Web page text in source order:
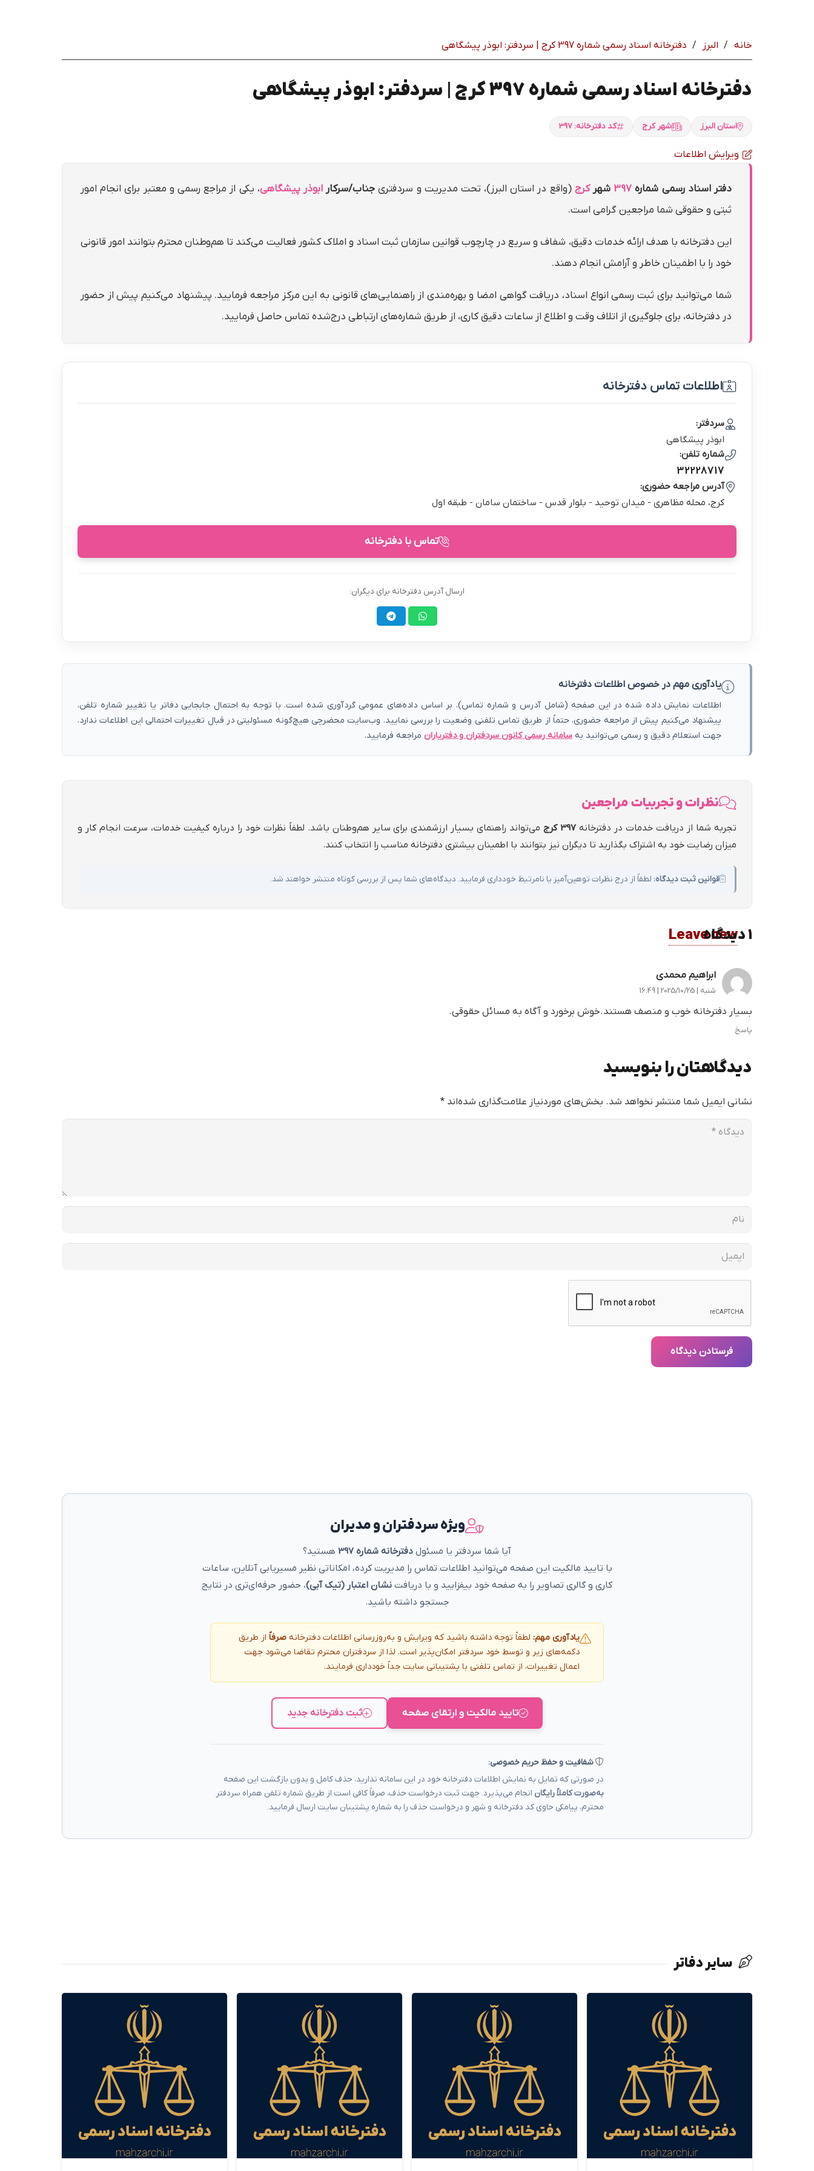
خانه / البرز / دفترخانه اسناد رسمی شماره 397 كرج | سردفتر: ابوذر پيشگاهي
دفترخانه اسناد رسمی شماره 397 كرج | سردفتر: ابوذر پيشگاهي
استان البرز شهر كرج کد دفترخانه: 397
ویرایش اطلاعات
دفتر اسناد رسمی شماره 397 شهركرج (واقع در استان البرز)، تحت مدیریت و سردفتری جناب/سرکارابوذر پيشگاهي، یکی از مراجع رسمی و معتبر برای انجام امور
ثبتی و حقوقی شما مراجعین گرامی است.
این دفترخانه با هدف ارائه خدمات دقیق، شفاف و سریع در چارچوب قوانین سازمان ثبت اسناد و املاک کشور فعالیت می‌کند تا هم‌وطنان محترم بتوانند امور قانونی
خود را با اطمینان خاطر و آرامش انجام دهند.
شما می‌توانید برای ثبت رسمی انواع اسناد، دریافت گواهی امضا و بهره‌مندی از راهنمایی‌های قانونی به این مرکز مراجعه فرمایید. پیشنهاد می‌کنیم پیش از حضور
در دفترخانه، برای جلوگیری از اتلاف وقت و اطلاع از ساعات دقیق کاری، از طریق شماره‌های ارتباطی درج‌شده تماس حاصل فرمایید.
اطلاعات تماس دفترخانه
سردفتر:
ابوذر پيشگاهي
شماره تلفن:
32228717
آدرس مراجعه حضوری:
كرج، محله مظاهري - ميدان توحيد - بلوار قدس - ساختمان سامان - طبقه اول
تماس با دفترخانه
ارسال آدرس دفترخانه برای دیگران:
یادآوری مهم در خصوص اطلاعات دفترخانه
اطلاعات نمایش داده شده در این صفحه (شامل آدرس و شماره تماس)، بر اساس داده‌های عمومی گردآوری شده است. با توجه به احتمال جابجایی دفاتر یا تغییر شماره تلفن،
پیشنهاد می‌کنیم پیش از مراجعه حضوری، حتماً از طریق تماس تلفنی وضعیت را بررسی نمایید. وب‌سایت محضرچی هیچ‌گونه مسئولیتی در قبال تغییرات احتمالی این اطلاعات ندارد.
جهت استعلام دقیق و رسمی می‌توانید به سامانه رسمی کانون سردفتران و دفتریاران مراجعه فرمایید.
نظرات و تجربیات مراجعین
تجربه شما از دریافت خدمات در دفترخانه 397 كرج
می‌تواند راهنمای بسیار ارزشمندی برای سایر هم‌وطنان باشد. لطفاً نظرات خود را درباره کیفیت خدمات، سرعت انجام کار و
میزان رضایت خود به اشتراک بگذارید تا دیگران نیز بتوانند با اطمینان بیشتری دفترخانه مناسب را انتخاب کنند.
قوانین ثبت دیدگاه: لطفاً از درج نظرات توهین‌آمیز یا نامرتبط خودداری فرمایید. دیدگاه‌های شما پس از بررسی کوتاه منتشر خواهند شد.
1دیدگاه
.
Leave new
ابراهیم محمدی
شنبه | 2025/10/25 | 16:49
بسیار دفترخانه خوب و منصف هستند.خوش برخورد و آگاه به مسائل حقوقی.
پاسخ
دیدگاهتان را بنویسید
نشانی ایمیل شما منتشر نخواهد شد. بخش‌های موردنیاز علامت‌گذاری شده‌اند *
فرستادن دیدگاه
ویژه سردفتران و مدیران
آیا شما سردفتر یا مسئول دفترخانه شماره 397
هستید؟
با تایید مالکیت این صفحه می‌توانید اطلاعات تماس را مدیریت کرده، امکاناتی نظیر مسیریابی آنلاین، ساعات
کاری و گالری تصاویر را به صفحه خود بیفزایید و با دریافت نشان اعتبار (تیک آبی)، حضور حرفه‌ای‌تری در نتایج
جستجو داشته باشید.
یادآوری مهم: لطفاً توجه داشته باشید که ویرایش و به‌روزرسانی اطلاعات دفترخانه صرفاً از طریق
دکمه‌های زیر و توسط خود سردفتر امکان‌پذیر است. لذا از سردفتران محترم تقاضا می‌شود جهت
اعمال تغییرات، از تماس تلفنی با پشتیبانی سایت جداً خودداری فرمایند.
تایید مالکیت و ارتقای صفحه ثبت دفترخانه جدید
شفافیت و حفظ حریم خصوصی:
در صورتی که تمایل به نمایش اطلاعات دفترخانه خود در این سامانه ندارید، حذف کامل و بدون بازگشت این صفحه
به‌صورت کاملاً رایگان انجام می‌پذیرد. جهت ثبت درخواست حذف، صرفاً کافی است از طریق شماره تلفن همراه سردفتر
محترم، پیامکی حاوی کد دفترخانه و شهر و درخواست حذف را به شماره پشتیبان سایت ارسال فرمایید.
سایر دفاتر